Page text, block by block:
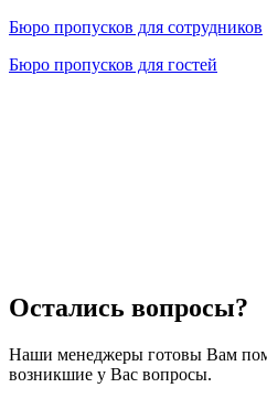
Бюро пропусков для сотрудников
Бюро пропусков для гостей
Остались вопросы?
Наши менеджеры готовы Вам
возникшие у Вас вопросы.